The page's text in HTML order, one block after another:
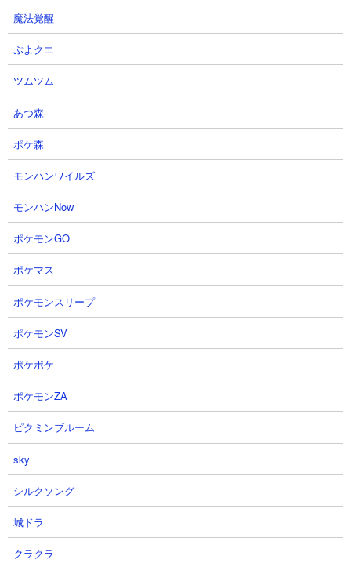
コンボはお金まわりと体力アップを入れています。残り枠の編成
は大狂乱ゴム、メタル、にゃんま、サトル、カンカン。開幕から
こませてゴリゴリに押していく戦術。バリアブレイカーのサトル
がいい仕事をするかどうかで戦局が大きく変わりそう。
２．極悪のトリ降臨 アポカリプス ムギワラやオ
コランを使った攻略
【出撃メンバー】
【攻略概要】
「Ketron D Tekron R」さんの攻略動画です。ノーアイテム、にゃ
んコンボは資金回りを盛っています。残り枠はちび天空、コー
魔法覚醒
ぷよクエ
ツムツム
あつ森
ポケ森
モンハンワイルズ
モンハンNow
ポケモンGO
ポケマス
ポケモンスリープ
ポケモンSV
ポケポケ
ポケモンZA
ピクミンブルーム
sky
シルクソング
城ドラ
クラクラ